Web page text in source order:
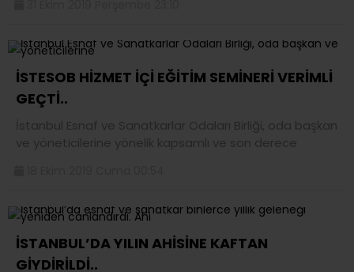
İSTESOB HİZMET İÇİ EĞİTİM SEMİNERİ VERİMLİ
GEÇTİ..
İstanbul Esnaf ve Sanatkarlar Odaları Birliği, oda başkan
ve yöneticilerine yönelik kapsamlı ve son derece
İSTANBUL’DA YILIN AHİSİNE KAFTAN
GİYDİRİLDİ..